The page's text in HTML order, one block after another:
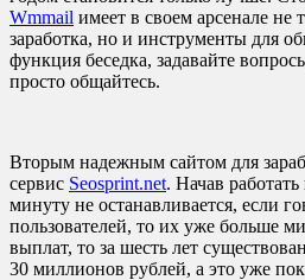
Wmmail имеет в своем арсенале не
заработка, но и инструменты для
функция беседка, задавайте
просто общайтесь.
Вторым надежным сайтом для
сервис Seosprint.net. Начав
минуту не останавливается, если
пользователей, то их уже больше
выплат, то за шесть лет
30 миллионов рублей, а это уже